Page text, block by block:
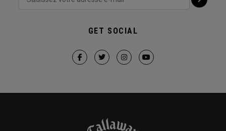
GET SOCIAL